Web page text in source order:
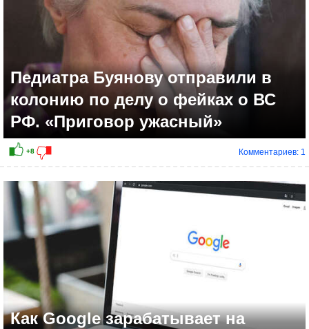
+3
Педиатра Буянову отправили в
колонию по делу о фейках о ВС
РФ. «Приговор ужасный»
Комментариев: 1
Как Google зарабатывает на